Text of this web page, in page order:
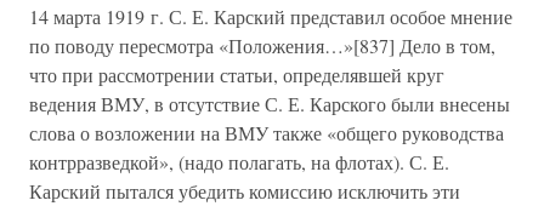
14 марта 1919 г. С. Е. Карский представил особое мнение
по поводу пересмотра «Положения…»[837] Дело в том,
что при рассмотрении статьи, определявшей круг
ведения ВМУ, в отсутствие С. Е. Карского были внесены
слова о возложении на ВМУ также «общего руководства
контрразведкой», (надо полагать, на флотах). С. Е.
Карский пытался убедить комиссию исключить эти